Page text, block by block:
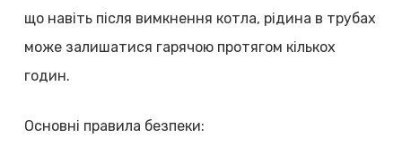
що навіть після вимкнення котла, рідина в трубах
може залишатися гарячою протягом кількох
годин.
Основні правила безпеки: